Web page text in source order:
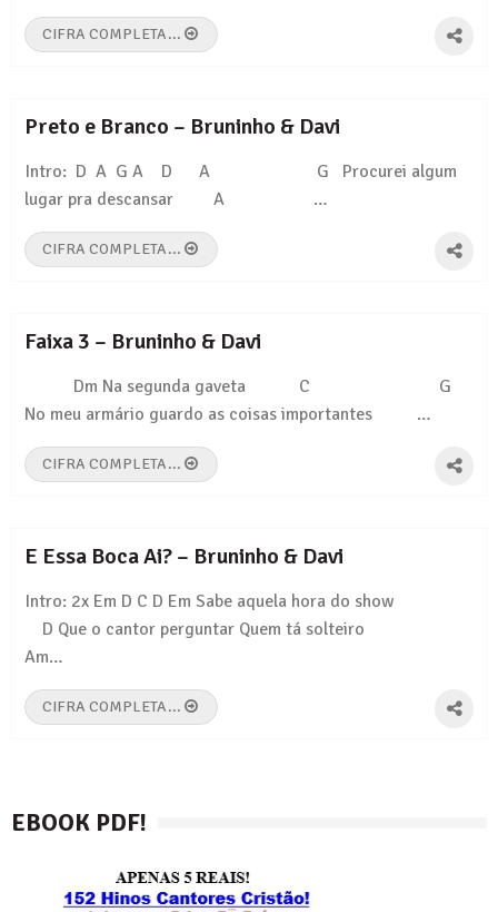
CIFRA COMPLETA...
Preto e Branco – Bruninho & Davi
Intro: D A G A D A G Procurei algum
lugar pra descansar A …
CIFRA COMPLETA...
Faixa 3 – Bruninho & Davi
Dm Na segunda gaveta C G
No meu armário guardo as coisas importantes …
CIFRA COMPLETA...
E Essa Boca Ai? – Bruninho & Davi
Intro: 2x Em D C D Em Sabe aquela hora do show
D Que o cantor perguntar Quem tá solteiro
Am…
CIFRA COMPLETA...
EBOOK PDF!